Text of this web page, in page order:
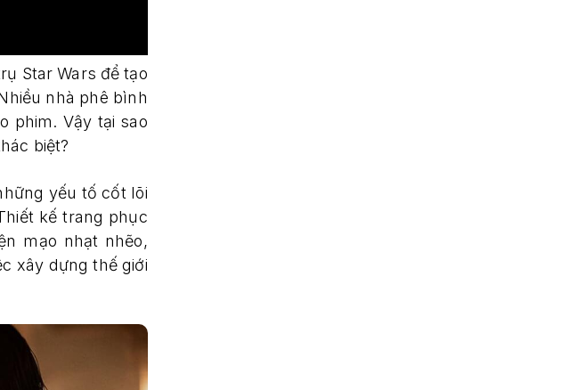
Star Wars để tạo
nhà phê bình
phim. Vậy tại sao
biệt?
yếu tố cốt lõi
kế trang phục
mạo nhạt nhẽo,
xây dựng thế giới